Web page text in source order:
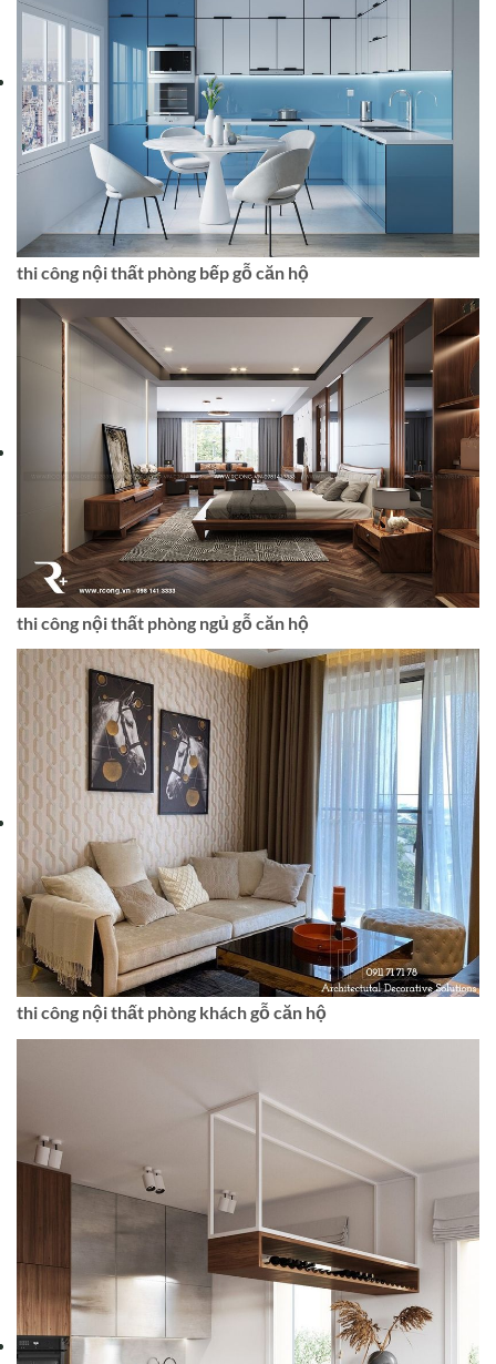
thi công nội thất phòng bếp gỗ căn hộ
thi công nội thất phòng ngủ gỗ căn hộ
thi công nội thất phòng khách gỗ căn hộ